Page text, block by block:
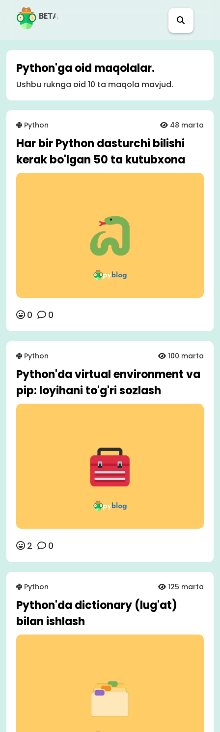
BETA
Python'ga oid maqolalar.
Ushbu ruknga oid 10 ta maqola mavjud.
Python 48 marta
Har bir Python dasturchi bilishi
kerak bo'lgan 50 ta kutubxona
0 0
Python 100 marta
Python'da virtual environment va
pip: loyihani to'g'ri sozlash
2 0
Python 125 marta
Python'da dictionary (lug'at)
bilan ishlash